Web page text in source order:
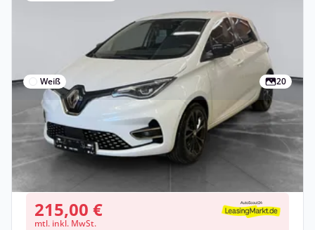
Weiß 20
Gewerbe & Privat
Renault ZOE
Elektro • Automatik •69 PS (51 kW)
Gebraucht
(13.200 km)• EZ: 06/2023
215,00 €
mtl. inkl. MwSt.